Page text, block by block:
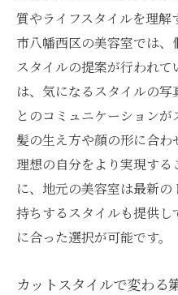
時短スタイリン
日常に溶け込む
美容室でのカッ
簡単アレンジが
美容室で学ぶお
北九州市八幡西区の
ット技法
髪質に合わせた
美容室でのカウ
美容室が教える
質やライフスタイルを理解
市八幡西区の美容室では、
スタイルの提案が行われ
は、気になるスタイルの
とのコミュニケーションが
髪の生え方や顔の形に合わ
理想の自分をより実現す
に、地元の美容室は最新
持ちするスタイルも提供
に合った選択が可能です。
カットスタイルで変わる